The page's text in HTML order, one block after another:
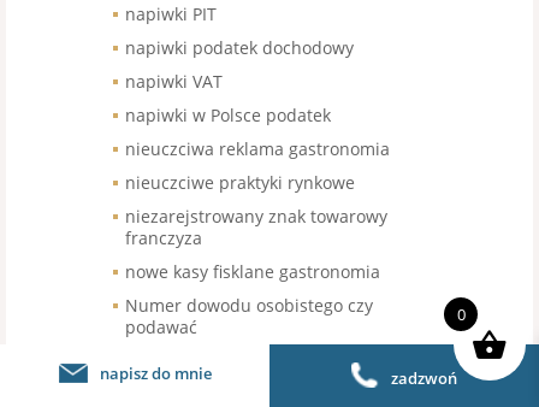
napiwki PIT
napiwki podatek dochodowy
napiwki VAT
napiwki w Polsce podatek
nieuczciwa reklama gastronomia
nieuczciwe praktyki rynkowe
niezarejstrowany znak towarowy
franczyza
nowe kasy fisklane gastronomia
Numer dowodu osobistego czy
podawać
obiad dla medyka darowizna
obiad dla medyka jak zorganizować
napisz do mnie zadzwoń
0